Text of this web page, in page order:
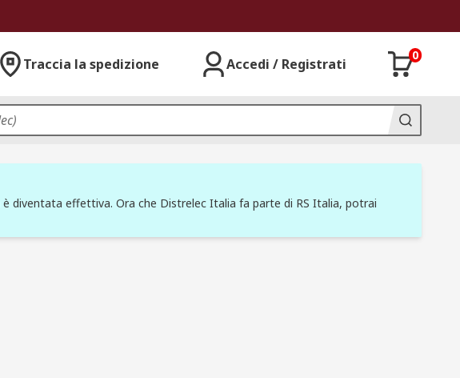
Traccia la spedizione Accedi / Registrati
0
è diventata effettiva. Ora che Distrelec Italia fa parte di RS Italia, potrai